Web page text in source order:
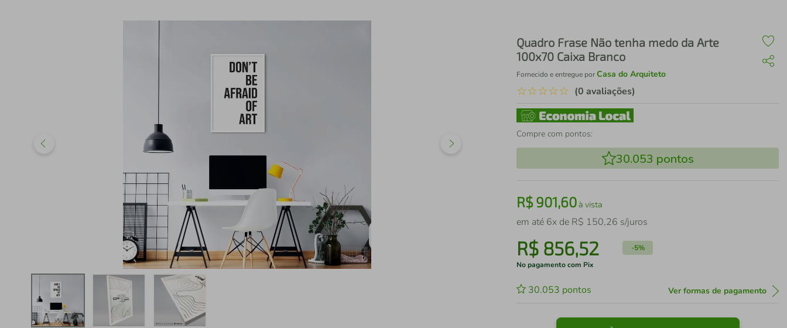
Quadro Frase Não tenha medo da Arte
100x70 Caixa Branco
Fornecido e entregue porCasa do Arquiteto
☆☆☆☆☆ (0 avaliações)
Compre com pontos:
30.053 pontos
R$901,60à vista
em até 6x de R$ 150,26 s/juros
R$ 856,52 -5%
No pagamento com Pix
30.053 pontos Ver formas de pagamento